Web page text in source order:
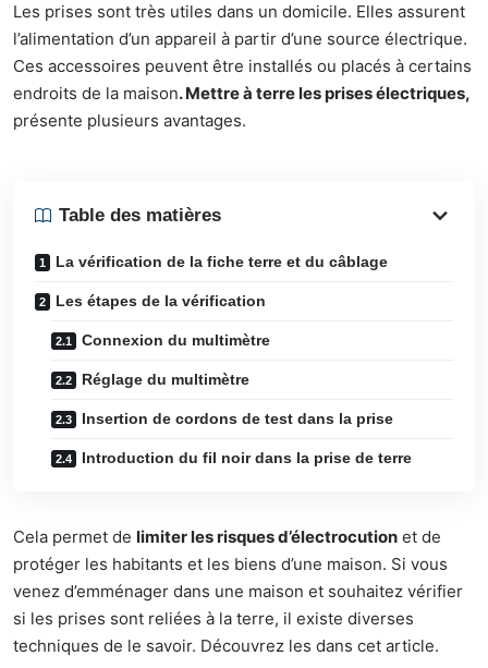
Les prises sont très utiles dans un domicile. Elles assurent
l’alimentation d’un appareil à partir d’une source électrique.
Ces accessoires peuvent être installés ou placés à certains
endroits de la maison. Mettre à terre les prises électriques,
présente plusieurs avantages.
Table des matières
La vérification de la fiche terre et du câblage
Les étapes de la vérification
Connexion du multimètre
Réglage du multimètre
Insertion de cordons de test dans la prise
Introduction du fil noir dans la prise de terre
Cela permet de limiter les risques d’électrocution et de
protéger les habitants et les biens d’une maison. Si vous
venez d’emménager dans une maison et souhaitez vérifier
si les prises sont reliées à la terre, il existe diverses
techniques de le savoir. Découvrez les dans cet article.